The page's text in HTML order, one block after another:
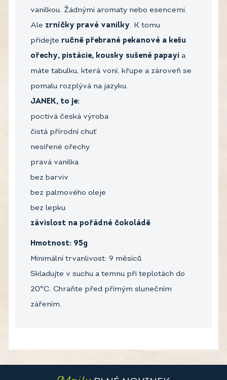
vanilkou. Žádnými aromaty nebo esencemi.
Ale zrníčky pravé vanilky. K tomu
přidejte ručně přebrané pekanové a kešu
ořechy, pistácie, kousky sušené papayi a
máte tabulku, která voní, křupe a zároveň se
pomalu rozplývá na jazyku.
JANEK, to je:
poctivá česká výroba
čistá přírodní chuť
nesířené ořechy
pravá vanilka
bez barviv
bez palmového oleje
bez lepku
závislost na pořádné čokoládě
Hmotnost: 95g
Minimální trvanlivost: 9 měsíců
Skladujte v suchu a temnu při teplotách do
20°C. Chraňte před přímým slunečním
zářením.